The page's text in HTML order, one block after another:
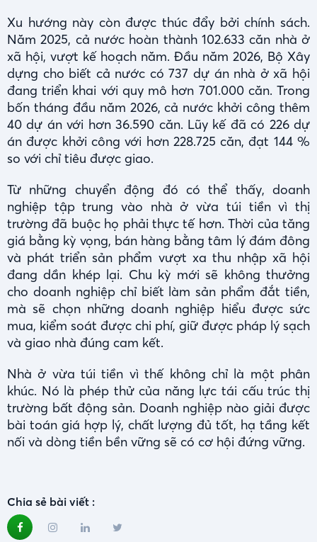
Xu hướng này còn được thúc đẩy bởi chính sách.
Năm 2025, cả nước hoàn thành 102.633 căn nhà ở
xã hội, vượt kế hoạch năm. Đầu năm 2026, Bộ Xây
dựng cho biết cả nước có 737 dự án nhà ở xã hội
đang triển khai với quy mô hơn 701.000 căn. Trong
bốn tháng đầu năm 2026, cả nước khởi công thêm
40 dự án với hơn 36.590 căn. Lũy kế đã có 226 dự
án được khởi công với hơn 228.725 căn, đạt 144 %
so với chỉ tiêu được giao.
Từ những chuyển động đó có thể thấy, doanh
nghiệp tập trung vào nhà ở vừa túi tiền vì thị
trường đã buộc họ phải thực tế hơn. Thời của tăng
giá bằng kỳ vọng, bán hàng bằng tâm lý đám đông
và phát triển sản phẩm vượt xa thu nhập xã hội
đang dần khép lại. Chu kỳ mới sẽ không thưởng
cho doanh nghiệp chỉ biết làm sản phẩm đắt tiền,
mà sẽ chọn những doanh nghiệp hiểu được sức
mua, kiểm soát được chi phí, giữ được pháp lý sạch
và giao nhà đúng cam kết.
Nhà ở vừa túi tiền vì thế không chỉ là một phân
khúc. Nó là phép thử của năng lực tái cấu trúc thị
trường bất động sản. Doanh nghiệp nào giải được
bài toán giá hợp lý, chất lượng đủ tốt, hạ tầng kết
nối và dòng tiền bền vững sẽ có cơ hội đứng vững.
Chia sẻ bài viết :